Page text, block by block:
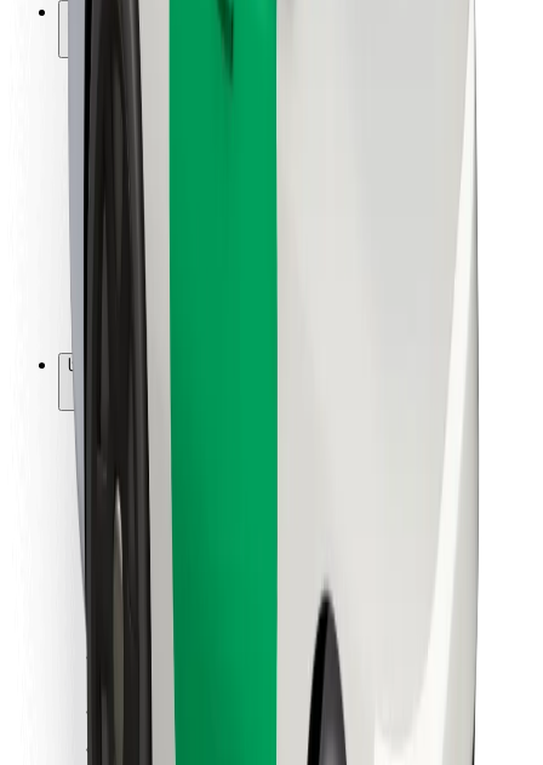
მხარდაჭერა
მგზავრებისთვის
მძღოლებისთვის
Bolt Food
ავტოპარკის მფლობელებისთვის
რესტორნებისთვის
სხვა
მომწოდებლები
წესები და პირობები
Cookies
უსაფრთხოება
მიიღე მომსახურება რამდენიმე წუთში!
გადმოწერე Bolt
იპოვე შენი საყვარელი კერძები!
გადმოწერე Bolt Food